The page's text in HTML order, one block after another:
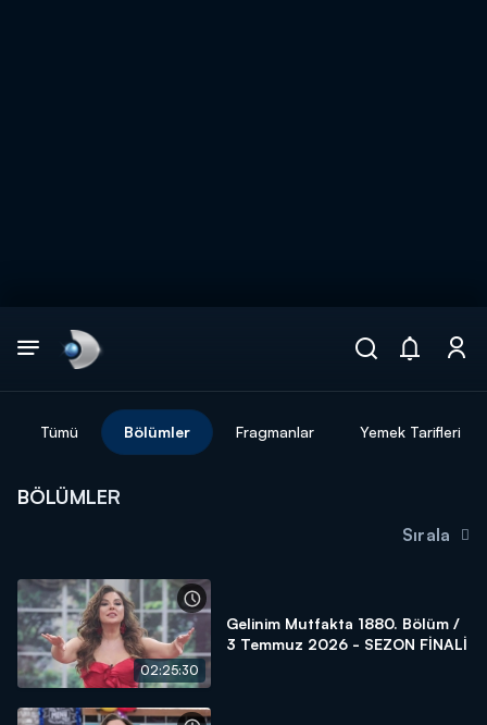
DİĞER SONUÇLAR
Tümü Bölümler Fragmanlar Yemek Tarifleri
BÖLÜMLER
Sırala
02:25:30
Gelinim Mutfakta 1880. Bölüm /
3 Temmuz 2026 - SEZON FİNALİ